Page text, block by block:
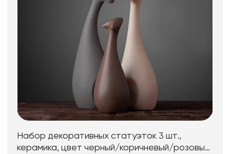
Набор декоративных статуэток 3 шт.,
керамика, цвет черный/коричневый/розовый,